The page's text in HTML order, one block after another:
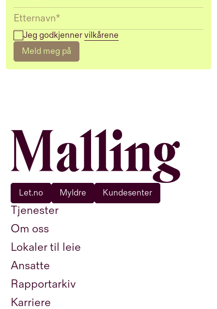
Jeg godkjennervilkårene
Meld meg på
Tjenester
Om oss
Lokaler til leie
Ansatte
Rapportarkiv
Karriere
Let.no Myldre Kundesenter